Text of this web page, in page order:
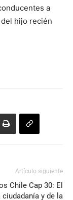
a
hijo recién
Artículo siguiente
Chile Cap 30: El
y de la